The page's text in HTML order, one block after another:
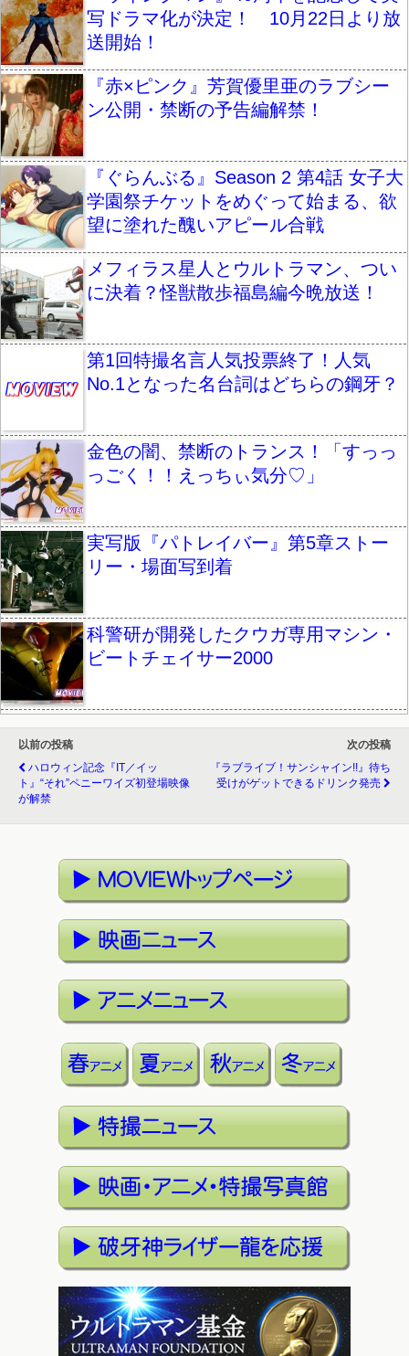
写ドラマ化が決定！ 10月22日より放
送開始！
『赤×ピンク』芳賀優里亜のラブシー
ン公開・禁断の予告編解禁！
『ぐらんぶる』Season 2 第4話 女子大
学園祭チケットをめぐって始まる、欲
望に塗れた醜いアピール合戦
メフィラス星人とウルトラマン、つい
に決着？怪獣散歩福島編今晩放送！
第1回特撮名言人気投票終了！人気
No.1となった名台詞はどちらの鋼牙？
金色の闇、禁断のトランス！「すっっ
っごく！！えっちぃ気分♡」
実写版『パトレイバー』第5章ストー
リー・場面写到着
科警研が開発したクウガ専用マシン・
ビートチェイサー2000
以前の投稿
ハロウィン記念『IT／イッ
ト』“それ”ペニーワイズ初登場映像
が解禁
次の投稿
『ラブライブ！サンシャイン!!』待ち
受けがゲットできるドリンク発売